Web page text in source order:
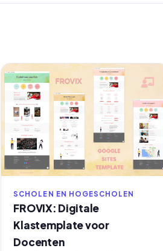
SCHOLEN EN HOGESCHOLEN
FROVIX: Digitale
Klastemplate voor
Docenten